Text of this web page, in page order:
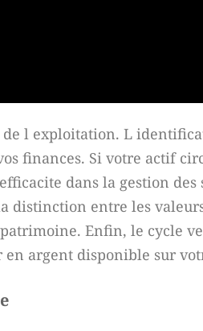
l exploitation. L
finances. Si votre actif
dans la gestion
distinction entre les
Enfin, le cycle
argent disponible sur